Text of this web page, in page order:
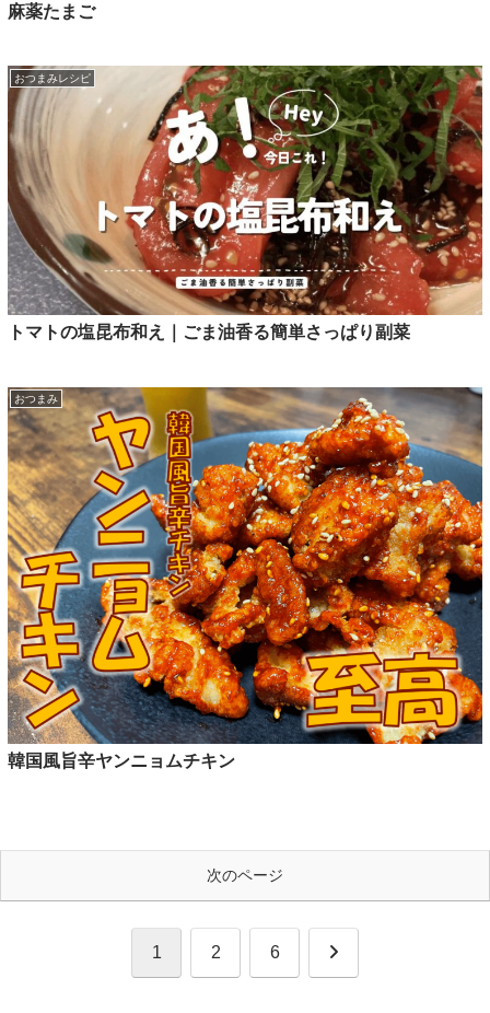
麻薬たまご
おつまみレシピ
トマトの塩昆布和え｜ごま油香る簡単さっぱり副菜
おつまみ
韓国風旨辛ヤンニョムチキン
次のページ
1 2 6 次